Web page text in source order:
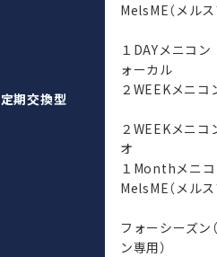
定期交換型
MelsME（メル
１DAYメニコ
ォーカル
２WEEKメニ
２WEEKメニ
オ
１Monthメニ
MelsME（メル
フォーシーズン
ン専用）